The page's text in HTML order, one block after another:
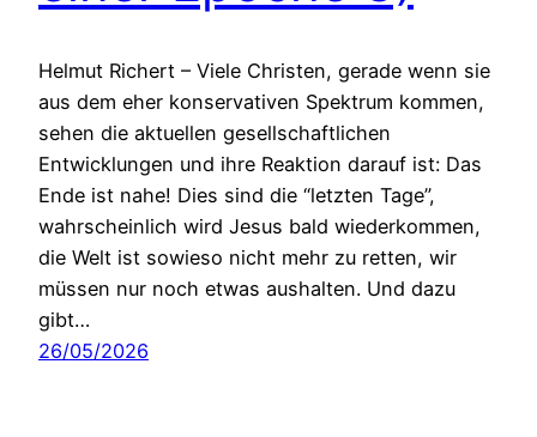
Helmut Richert – Viele Christen, gerade wenn sie
aus dem eher konservativen Spektrum kommen,
sehen die aktuellen gesellschaftlichen
Entwicklungen und ihre Reaktion darauf ist: Das
Ende ist nahe! Dies sind die “letzten Tage”,
wahrscheinlich wird Jesus bald wiederkommen,
die Welt ist sowieso nicht mehr zu retten, wir
müssen nur noch etwas aushalten. Und dazu
gibt…
26/05/2026